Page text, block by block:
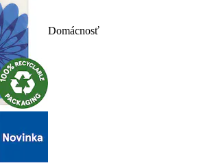
Domácnosť